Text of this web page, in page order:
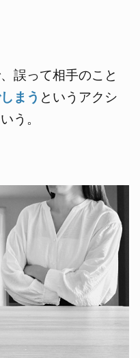
誤って相手のこと
まう というアクシ
う。